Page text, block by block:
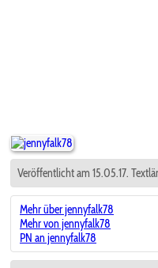
Veröffentlicht am 15.05.17.
Mehr über jennyfalk78
Mehr von jennyfalk78
PN an jennyfalk78